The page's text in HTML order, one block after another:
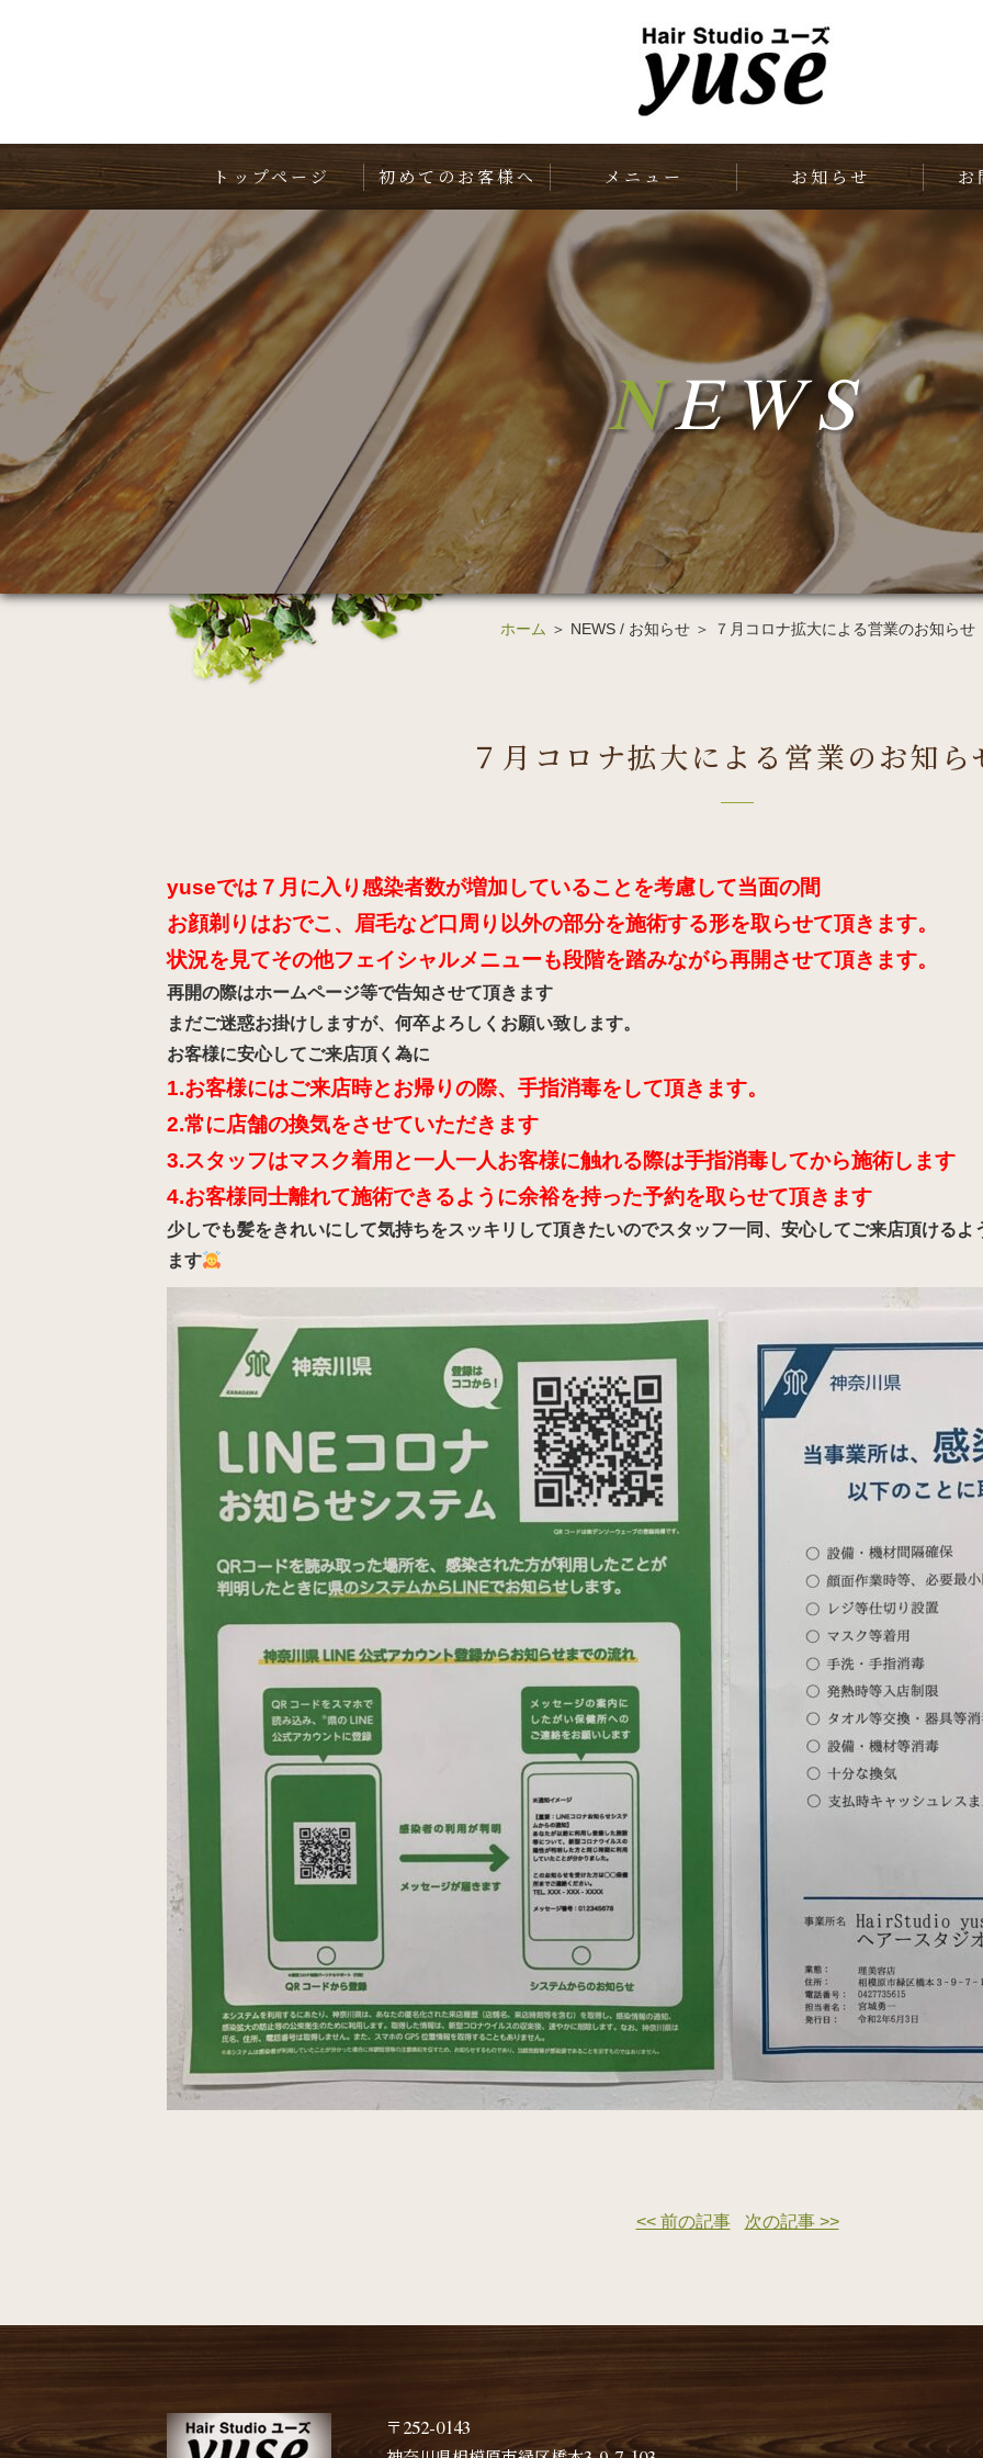
トップページ 初めてのお客様へ メニュー お知らせ お
NEWS
ホーム ＞ NEWS / お知らせ ＞ ７月コロナ拡大による営業のお知らせ
７月コロナ拡大による営業のお知ら
yuseでは７月に入り感染者数が増加していることを考慮して当面の間
お顔剃りはおでこ、眉毛など口周り以外の部分を施術する形を取らせて頂きます。
状況を見てその他フェイシャルメニューも段階を踏みながら再開させて頂きます。
再開の際はホームページ等で告知させて頂きます
まだご迷惑お掛けしますが、何卒よろしくお願い致します。
お客様に安心してご来店頂く為に
1.お客様にはご来店時とお帰りの際、手指消毒をして頂きます。
2.常に店舗の換気をさせていただきます
3.スタッフはマスク着用と一人一人お客様に触れる際は手指消毒してから施術します
4.お客様同士離れて施術できるように余裕を持った予約を取らせて頂きます
少しでも髪をきれいにして気持ちをスッキリして頂きたいのでスタッフ一同、安心してご来店頂ける
ます
<< 前の記事 次の記事 >>
〒252-0143